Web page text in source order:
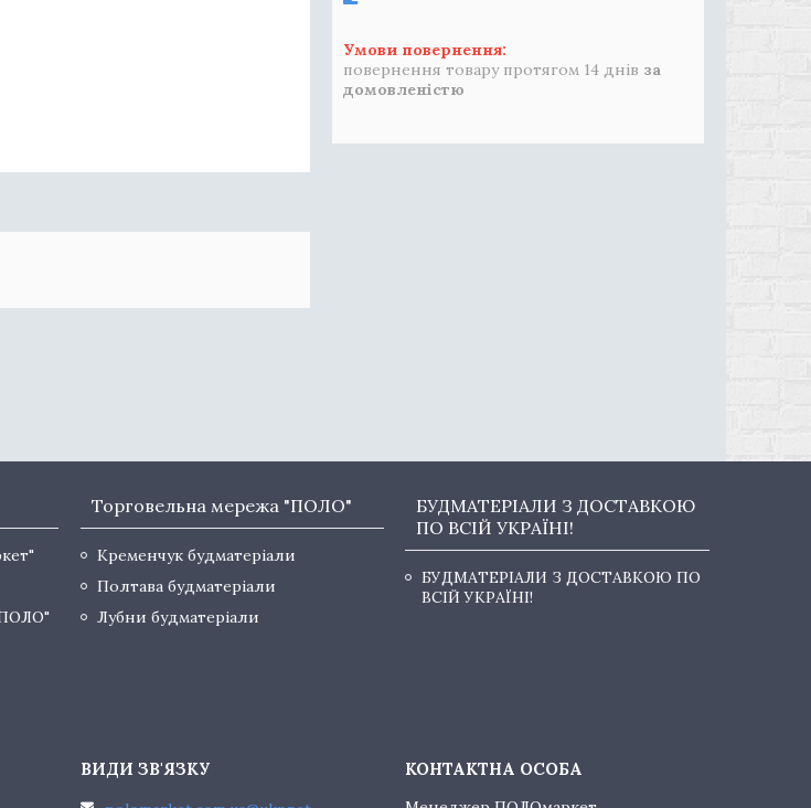
повернення товару протягом 14 днів за
домовленістю
Торговельна мережа "ПОЛО"
Кременчук будматеріали
Полтава будматеріали
Лубни будматеріали
БУДМАТЕРІАЛИ З ДОСТАВКОЮ
ПО ВСІЙ УКРАЇНІ!
БУДМАТЕРІАЛИ З ДОСТАВКОЮ ПО
ВСІЙ УКРАЇНІ!